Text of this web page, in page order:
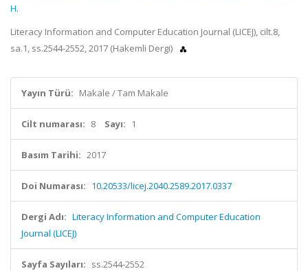
H.
Literacy Information and Computer Education Journal (LICEJ), cilt.8,
sa.1, ss.2544-2552, 2017 (Hakemli Dergi)
Yayın Türü: Makale / Tam Makale
Cilt numarası: 8 Sayı: 1
Basım Tarihi: 2017
Doi Numarası: 10.20533/licej.2040.2589.2017.0337
Dergi Adı: Literacy Information and Computer Education
Journal (LICEJ)
Sayfa Sayıları: ss.2544-2552